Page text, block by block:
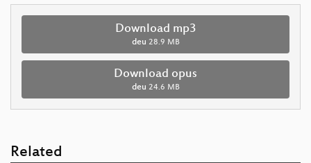
Download mp3
deu 28.9 MB
Download opus
deu 24.6 MB
Related